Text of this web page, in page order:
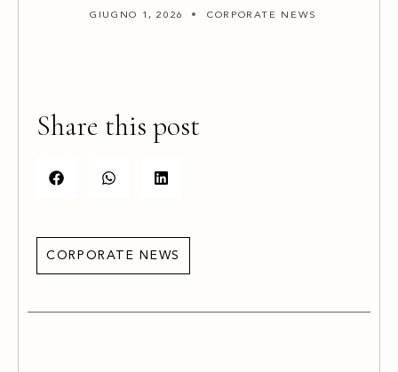
GIUGNO 1, 2026 CORPORATE NEWS
Share this post
CORPORATE NEWS